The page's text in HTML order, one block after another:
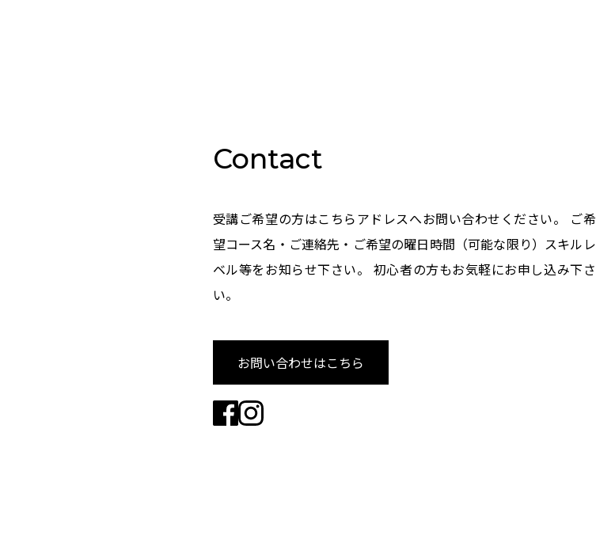
Contact
受講ご希望の方はこちらアドレスへお問い合わせください。 ご希
望コース名・ご連絡先・ご希望の曜日時間（可能な限り）スキルレ
ベル等をお知らせ下さい。 初心者の方もお気軽にお申し込み下さ
い。
お問い合わせはこちら